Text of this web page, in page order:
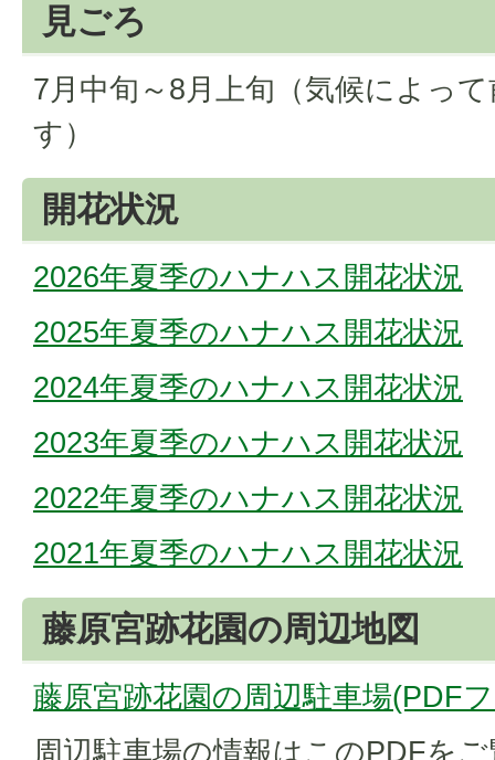
見ごろ
7月中旬～8月上旬（気候によっ
す）
開花状況
2026年夏季のハナハス開花状況
2025年夏季のハナハス開花状況
2024年夏季のハナハス開花状況
2023年夏季のハナハス開花状況
2022年夏季のハナハス開花状況
2021年夏季のハナハス開花状況
藤原宮跡花園の周辺地図
藤原宮跡花園の周辺駐車場(PDF
周辺駐車場の情報はこのPDFを